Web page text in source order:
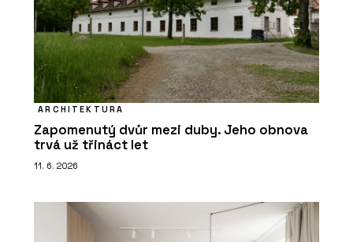
ARCHITEKTURA
Zapomenutý dvůr mezi duby. Jeho obnova
trvá už třináct let
11. 6. 2026